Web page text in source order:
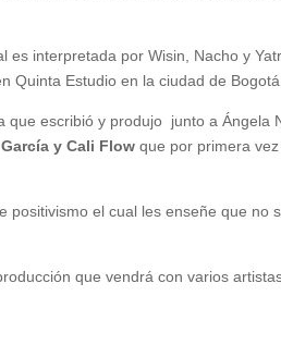
es interpretada por Wisin, Nacho y
Quinta Estudio en la ciudad de Bogotá.
que escribió y produjo junto a Ángela
y Cali Flow que por primera
positivismo el cual les enseñe que no
que vendrá con varios